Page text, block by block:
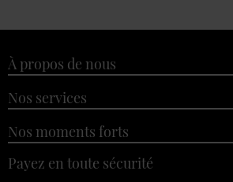
À propos de nous
Nos services
Nos moments forts
Payez en toute sécurité